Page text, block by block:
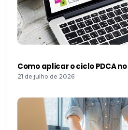
Como aplicar o ciclo PDCA
21 de julho de 2026